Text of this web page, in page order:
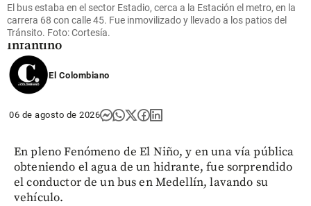
y dio su
“pleno
apoyo” a
Infantino
share
El bus estaba en el sector Estadio, cerca a la Estación el metro, en la
carrera 68 con calle 45. Fue inmovilizado y llevado a los patios del
Tránsito. Foto: Cortesía.
El Colombiano
06 de agosto de 2026
En pleno Fenómeno de El Niño, y en una vía pública
obteniendo el agua de un hidrante, fue sorprendido
el conductor de un bus en Medellín, lavando su
vehículo.